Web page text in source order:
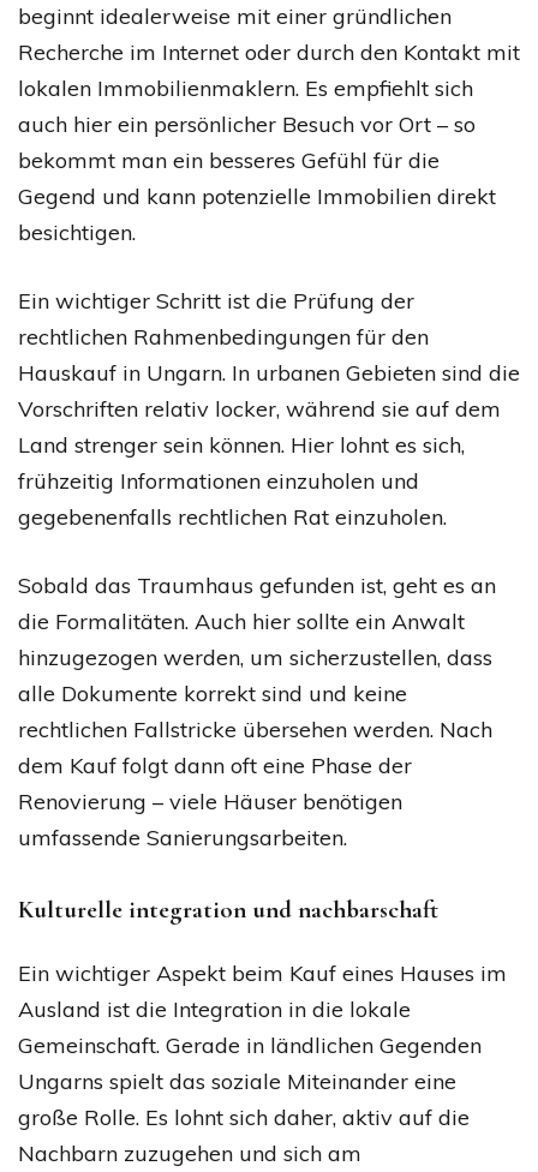
beginnt idealerweise mit einer gründlichen
Recherche im Internet oder durch den Kontakt mit
lokalen Immobilienmaklern. Es empfiehlt sich
auch hier ein persönlicher Besuch vor Ort – so
bekommt man ein besseres Gefühl für die
Gegend und kann potenzielle Immobilien direkt
besichtigen.
Ein wichtiger Schritt ist die Prüfung der
rechtlichen Rahmenbedingungen für den
Hauskauf in Ungarn. In urbanen Gebieten sind die
Vorschriften relativ locker, während sie auf dem
Land strenger sein können. Hier lohnt es sich,
frühzeitig Informationen einzuholen und
gegebenenfalls rechtlichen Rat einzuholen.
Sobald das Traumhaus gefunden ist, geht es an
die Formalitäten. Auch hier sollte ein Anwalt
hinzugezogen werden, um sicherzustellen, dass
alle Dokumente korrekt sind und keine
rechtlichen Fallstricke übersehen werden. Nach
dem Kauf folgt dann oft eine Phase der
Renovierung – viele Häuser benötigen
umfassende Sanierungsarbeiten.
Kulturelle integration und nachbarschaft
Ein wichtiger Aspekt beim Kauf eines Hauses im
Ausland ist die Integration in die lokale
Gemeinschaft. Gerade in ländlichen Gegenden
Ungarns spielt das soziale Miteinander eine
große Rolle. Es lohnt sich daher, aktiv auf die
Nachbarn zuzugehen und sich am